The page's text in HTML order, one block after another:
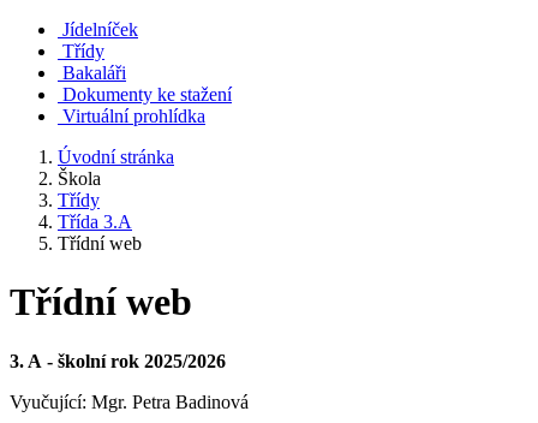
Jídelníček
Třídy
Bakaláři
Dokumenty ke stažení
Virtuální prohlídka
Úvodní stránka
Škola
Třídy
Třída 3.A
Třídní web
Třídní web
3. A - školní rok 2025/2026
Vyučující: Mgr. Petra Badinová